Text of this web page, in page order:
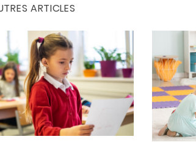
ARTICLES